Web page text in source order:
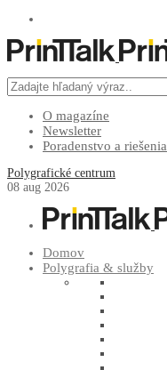
O magazíne
Newsletter
Poradenstvo a riešenia
Polygrafické centrum
08 aug 2026
Domov
Polygrafia & služby